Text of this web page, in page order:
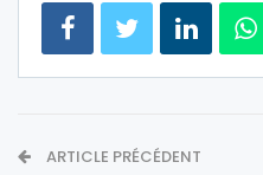
ARTICLE PRÉCÉDENT